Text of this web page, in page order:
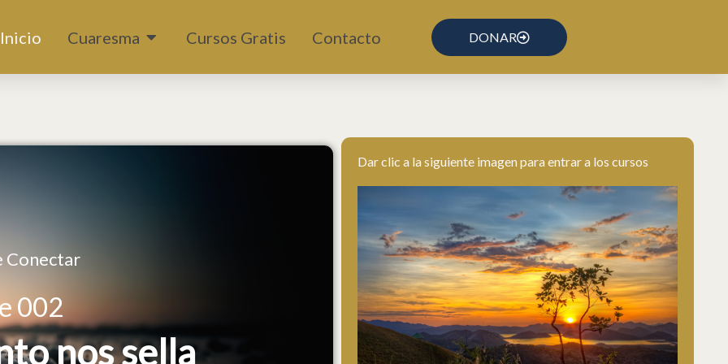
Inicio Cuaresma Abrir CuaresmaCursos Gratis Contacto DONAR
Conectar
002
nos sella
Dar clic a la siguiente imagen para entrar a los cursos